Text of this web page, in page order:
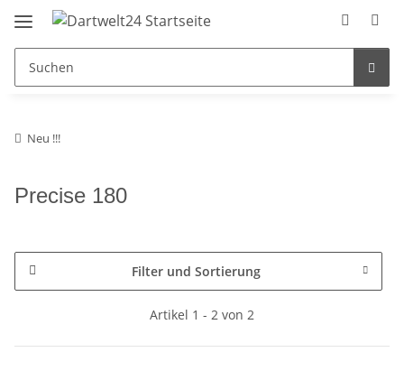
Neu !!!
Precise 180
Filter und Sortierung
Artikel 1 - 2 von 2